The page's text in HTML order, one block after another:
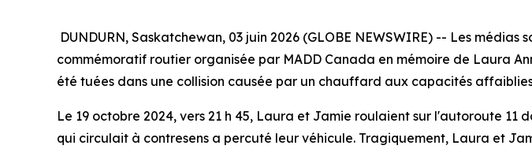
DUNDURN, Saskatchewan, 03 juin 2026 (GLOBE NEWSWIRE) -- Les
commémoratif routier organisée par MADD Canada en mémoire de Laura
été tuées dans une collision causée par un chauffard aux capacités
Le 19 octobre 2024, vers 21 h 45, Laura et Jamie roulaient sur l'autoroute
qui circulait à contresens a percuté leur véhicule. Tragiquement, Laura et